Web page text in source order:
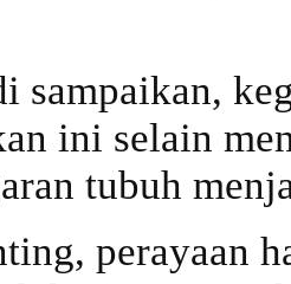
sampaikan,
ini selain
tubuh
perayaan